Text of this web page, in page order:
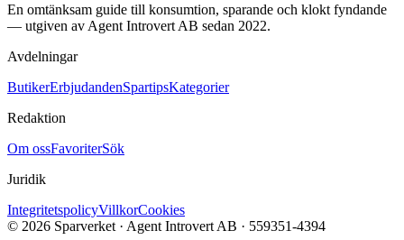
En omtänksam guide till konsumtion, sparande och klokt fyndande
— utgiven av Agent Introvert AB sedan 2022.
Avdelningar
ButikerErbjudandenSpartipsKategorier
Redaktion
Om ossFavoriterSök
Juridik
IntegritetspolicyVillkorCookies
© 2026 Sparverket · Agent Introvert AB · 559351-4394